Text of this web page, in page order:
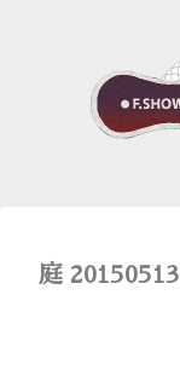
庭 20150513